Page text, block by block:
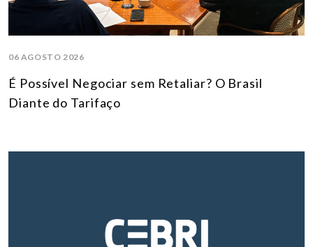
06 AGOSTO 2026
É Possível Negociar sem Retaliar? O Brasil
Diante do Tarifaço